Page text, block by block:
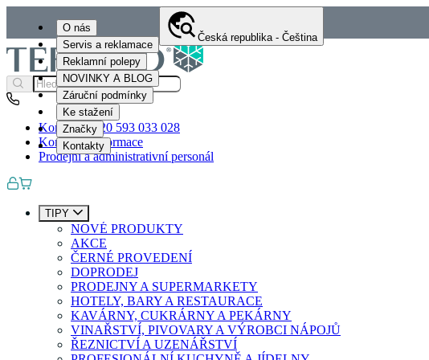
O nás
Servis a reklamace
Reklamní polepy
NOVINKY A BLOG
Záruční podmínky
Ke stažení
Značky
Kontakty
Česká republika - Čeština
Kontakty+420 593 033 028
Kontaktní informace
Prodejní a administrativní personál
TIPY
NOVÉ PRODUKTY
AKCE
ČERNÉ PROVEDENÍ
DOPRODEJ
PRODEJNY A SUPERMARKETY
HOTELY, BARY A RESTAURACE
KAVÁRNY, CUKRÁRNY A PEKÁRNY
VINAŘSTVÍ, PIVOVARY A VÝROBCI NÁPOJŮ
ŘEZNICTVÍ A UZENÁŘSTVÍ